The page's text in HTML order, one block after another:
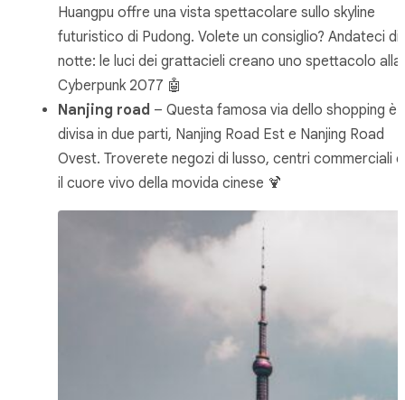
Huangpu offre una vista spettacolare sullo skyline
futuristico di Pudong. Volete un consiglio? Andateci di
notte: le luci dei grattacieli creano uno spettacolo alla
Cyberpunk 2077 🤖
Nanjing road – Questa famosa via dello shopping è
divisa in due parti, Nanjing Road Est e Nanjing Road
Ovest. Troverete negozi di lusso, centri commerciali e
il cuore vivo della movida cinese 🍹